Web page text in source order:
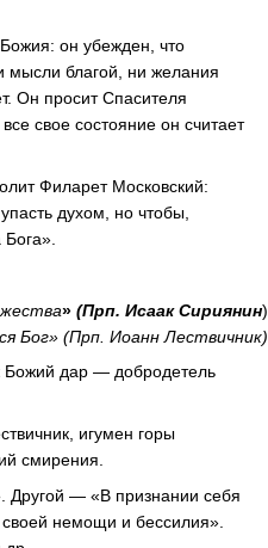
он убежден, что
мысли благой, ни желания
Он просит Спасителя
свое состояние он считает
Филарет Московский:
духом, но чтобы,
»(Прп. Исаак Сириянин)
Бог» (Прп. Иоанн Лествичник)
Божий дар — добродетель
игумен горы
смирения.
Другой — «В признании себя
немощи и бессилия».